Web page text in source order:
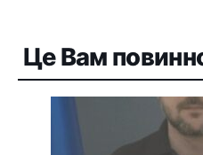
Це Вам